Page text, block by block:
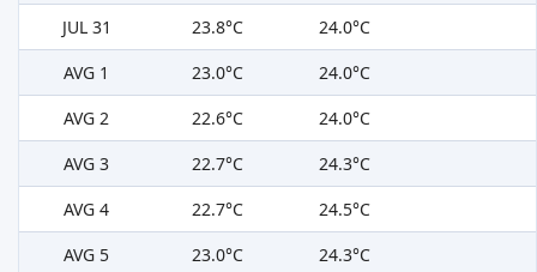
JUL 31
23.8°C
24.0°C
AVG 1
23.0°C
24.0°C
AVG 2
22.6°C
24.0°C
AVG 3
22.7°C
24.3°C
AVG 4
22.7°C
24.5°C
AVG 5
23.0°C
24.3°C